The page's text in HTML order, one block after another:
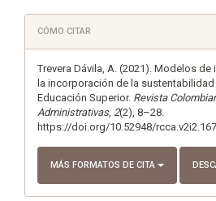
Detalles
del
artículo
CÓMO CITAR
Trevera Dávila, A. (2021). Modelos
la incorporación de la
Educación Superior. Revista
Administrativas, 2(2), 8–28.
https://doi.org/10.52948/rcca.v2i2.167
MÁS FORMATOS DE CITA